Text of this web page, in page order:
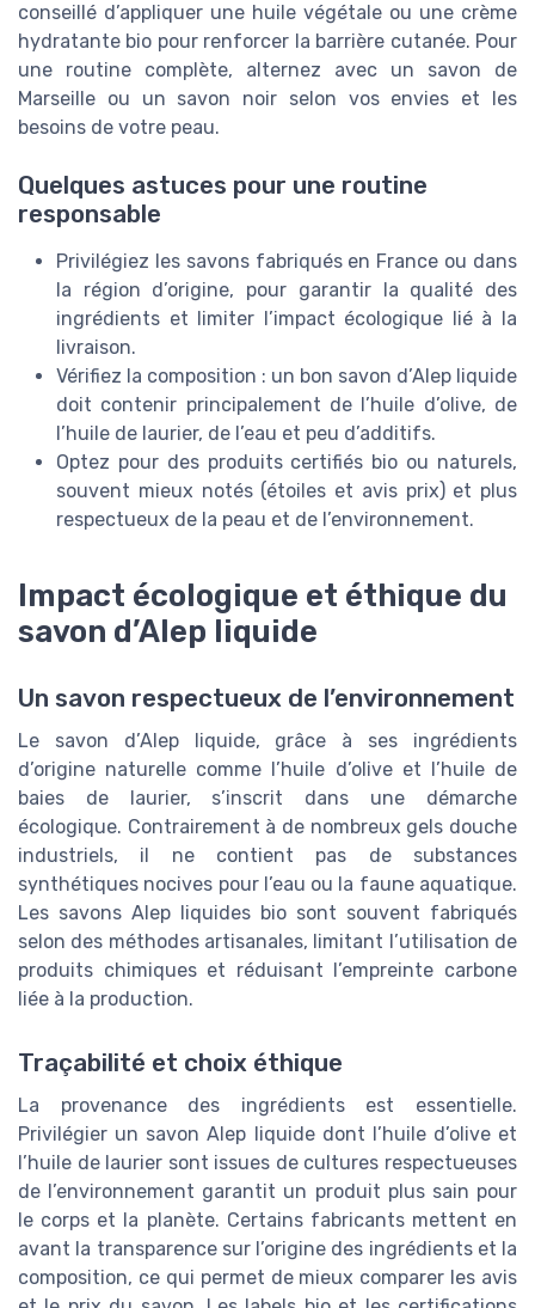
conseillé d’appliquer une huile végétale ou une crème
hydratante bio pour renforcer la barrière cutanée. Pour
une routine complète, alternez avec un savon de
Marseille ou un savon noir selon vos envies et les
besoins de votre peau.
Quelques astuces pour une routine
responsable
Privilégiez les savons fabriqués en France ou dans
la région d’origine, pour garantir la qualité des
ingrédients et limiter l’impact écologique lié à la
livraison.
Vérifiez la composition : un bon savon d’Alep liquide
doit contenir principalement de l’huile d’olive, de
l’huile de laurier, de l’eau et peu d’additifs.
Optez pour des produits certifiés bio ou naturels,
souvent mieux notés (étoiles et avis prix) et plus
respectueux de la peau et de l’environnement.
Impact écologique et éthique du
savon d’Alep liquide
Un savon respectueux de l’environnement
Le savon d’Alep liquide, grâce à ses ingrédients
d’origine naturelle comme l’huile d’olive et l’huile de
baies de laurier, s’inscrit dans une démarche
écologique. Contrairement à de nombreux gels douche
industriels, il ne contient pas de substances
synthétiques nocives pour l’eau ou la faune aquatique.
Les savons Alep liquides bio sont souvent fabriqués
selon des méthodes artisanales, limitant l’utilisation de
produits chimiques et réduisant l’empreinte carbone
liée à la production.
Traçabilité et choix éthique
La provenance des ingrédients est essentielle.
Privilégier un savon Alep liquide dont l’huile d’olive et
l’huile de laurier sont issues de cultures respectueuses
de l’environnement garantit un produit plus sain pour
le corps et la planète. Certains fabricants mettent en
avant la transparence sur l’origine des ingrédients et la
composition, ce qui permet de mieux comparer les avis